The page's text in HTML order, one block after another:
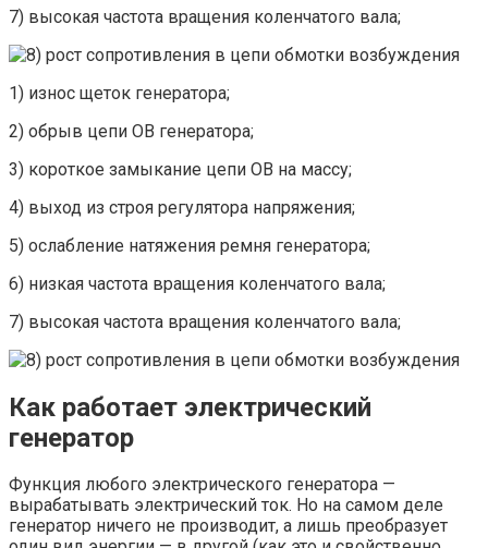
7) высокая частота вращения коленчатого вала;
рост сопротивления в цепи обмотки возбуждения
1) износ щеток генератора;
2) обрыв цепи ОВ генератора;
3) короткое замыкание цепи ОВ на массу;
4) выход из строя регулятора напряжения;
5) ослабление натяжения ремня генератора;
6) низкая частота вращения коленчатого вала;
7) высокая частота вращения коленчатого вала;
рост сопротивления в цепи обмотки возбуждения
Как работает электрический
генератор
Функция любого электрического генератора —
вырабатывать электрический ток. Но на самом деле
генератор ничего не производит, а лишь преобразует